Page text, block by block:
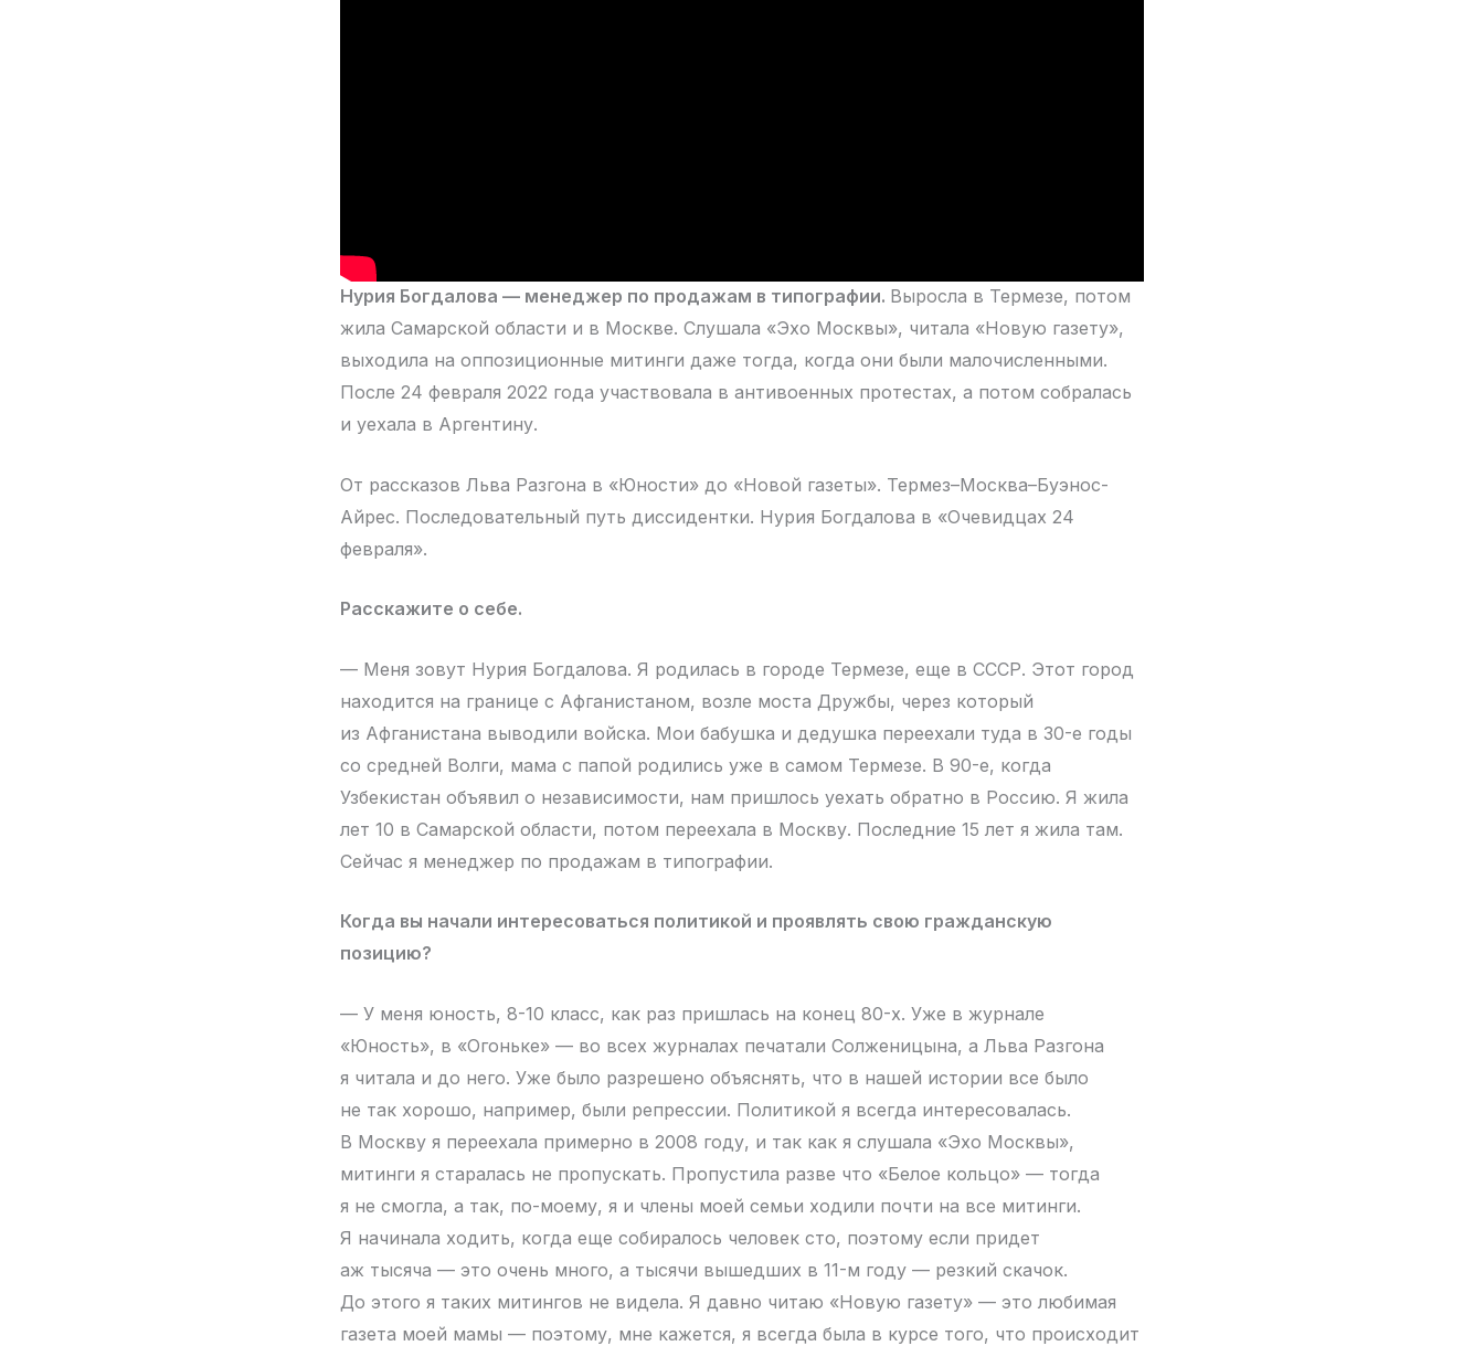
Нурия Богдалова — менеджер по продажам в типографии. Выросла в Термезе, потом
жила Самарской области и в Москве. Слушала «Эхо Москвы», читала «Новую газету»,
выходила на оппозиционные митинги даже тогда, когда они были малочисленными.
После 24 февраля 2022 года участвовала в антивоенных протестах, а потом собралась
и уехала в Аргентину.
От рассказов Льва Разгона в «Юности» до «Новой газеты». Термез–Москва–Буэнос-
Айрес. Последовательный путь диссидентки. Нурия Богдалова в «Очевидцах 24
февраля».
Расскажите о себе.
— Меня зовут Нурия Богдалова. Я родилась в городе Термезе, еще в СССР. Этот город
находится на границе с Афганистаном, возле моста Дружбы, через который
из Афганистана выводили войска. Мои бабушка и дедушка переехали туда в 30-е годы
со средней Волги, мама с папой родились уже в самом Термезе. В 90-е, когда
Узбекистан объявил о независимости, нам пришлось уехать обратно в Россию. Я жила
лет 10 в Самарской области, потом переехала в Москву. Последние 15 лет я жила там.
Сейчас я менеджер по продажам в типографии.
Когда вы начали интересоваться политикой и проявлять свою гражданскую
позицию?
— У меня юность, 8-10 класс, как раз пришлась на конец 80-х. Уже в журнале
«Юность», в «Огоньке» — во всех журналах печатали Солженицына, а Льва Разгона
я читала и до него. Уже было разрешено объяснять, что в нашей истории все было
не так хорошо, например, были репрессии. Политикой я всегда интересовалась.
В Москву я переехала примерно в 2008 году, и так как я слушала «Эхо Москвы»,
митинги я старалась не пропускать. Пропустила разве что «Белое кольцо» — тогда
я не смогла, а так, по-моему, я и члены моей семьи ходили почти на все митинги.
Я начинала ходить, когда еще собиралось человек сто, поэтому если придет
аж тысяча — это очень много, а тысячи вышедших в 11-м году — резкий скачок.
До этого я таких митингов не видела. Я давно читаю «Новую газету» — это любимая
газета моей мамы — поэтому, мне кажется, я всегда была в курсе того, что происходит